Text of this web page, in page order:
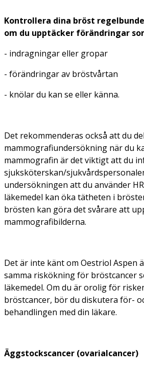
Kontrollera dina bröst
om du upptäcker förändringar
- indragningar eller gropar
- förändringar av bröstvårtan
- knölar du kan se eller känna.
Det rekommenderas också att du
mammografiundersökning när du
mammografin är det viktigt att du
sjuksköterskan/
undersökningen att du använder
läkemedel kan öka tätheten i
brösten kan göra det svårare att
mammografibilderna.
Det är inte känt om Oestriol Aspen
samma riskökning för bröstcancer
läkemedel. Om du är orolig för
bröstcancer, bör du diskutera för-
behandlingen med din läkare.
Äggstockscancer (ovarialcancer)